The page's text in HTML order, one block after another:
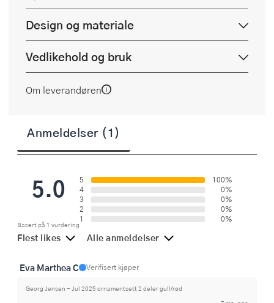
Design og materiale
Vedlikehold og bruk
Om leverandøren
Anmeldelser (1)
5.0
Basert på 1 vurdering
5
100%
4
0%
3
0%
2
0%
1
0%
Flest likes Alle anmeldelser
Eva Marthea C Verifisert kjøper
Georg Jensen - Jul 2025 ornamentsett 2 deler gull/rød